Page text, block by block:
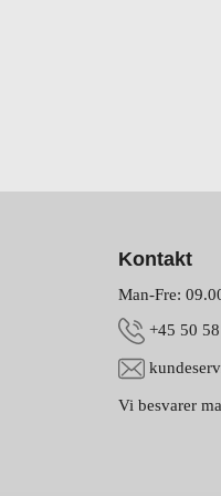
Kontakt
Man-Fre:
+45 50
Vi besvarer